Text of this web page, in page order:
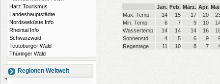
Harz Tourismus
Landeshauptstädte
Nordseeküste Info
Rheintal Info
Schwarzwald
Teutoburger Wald
Thüringer Wald
Regionen Weltweit
Jan. Feb. März. Apr.
Max. Temp.
14 15 17 20
Min. Temp.
6 7 9 10
Wassertemp.
14 14 14 16
Sonnenstd.
4 5 6 9
Regentage
11 10 8 7